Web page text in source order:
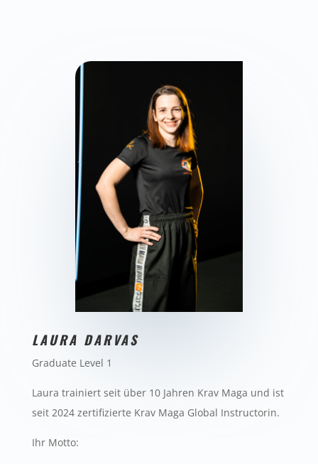
LAURA DARVAS
Graduate Level 1
Laura trainiert seit über 10 Jahren Krav Maga und ist
seit 2024 zertifizierte Krav Maga Global Instructorin.
Ihr Motto: